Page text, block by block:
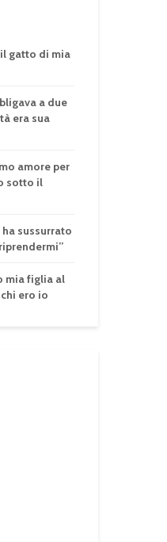
gatto di mia
a due
era sua
amore per
sotto il
sussurrato
mia figlia al
ero io